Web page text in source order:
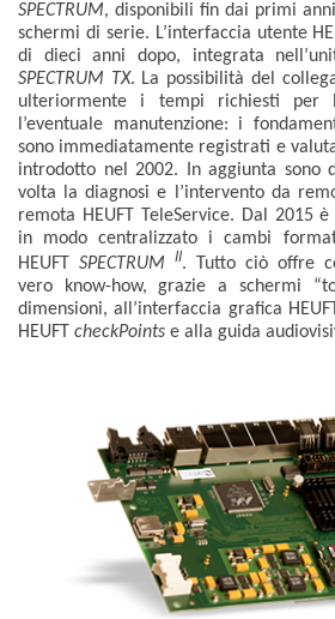
SPECTRUM, disponibili fin dai primi
schermi di serie. L’interfaccia utente
di dieci anni dopo, integrata
SPECTRUM TX. La possibilità del
ulteriormente i tempi richiesti per
l’eventuale manutenzione: i
sono immediatamente registrati e
introdotto nel 2002. In aggiunta sono
volta la diagnosi e l’intervento da
remota HEUFT TeleService. Dal 2015
in modo centralizzato i cambi
HEUFT SPECTRUM II. Tutto ciò offre
vero know-how, grazie a schermi
dimensioni, all’interfaccia grafica
HEUFT checkPoints e alla guida